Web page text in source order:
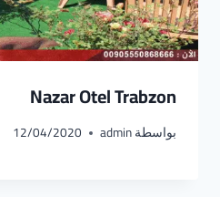
Nazar Otel Trabzon
بواسطةadmin
12/04/2020